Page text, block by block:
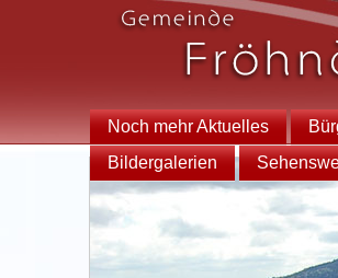
Noch mehr Aktuelles
Bildergalerien